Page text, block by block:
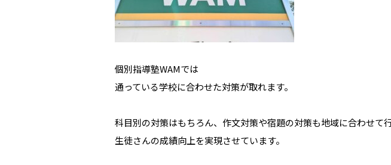
個別指導塾WAMでは
通っている学校に合わせた対策が取れます。
科目別の対策はもちろん、作文対策や宿題の対策も地域に合わせて
生徒さんの成績向上を実現させています。